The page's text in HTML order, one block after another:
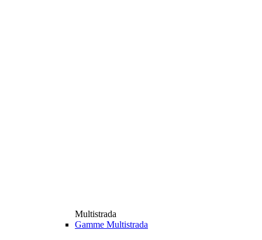
Multistrada
Gamme Multistrada